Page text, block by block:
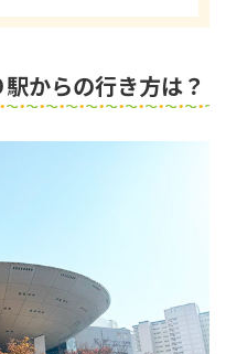
からの行き方は？